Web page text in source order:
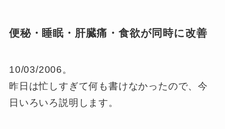
便秘・睡眠・肝臓痛・食欲が同時に改善
10/03/2006。
昨日は忙しすぎて何も書けなかったので、今
日いろいろ説明します。